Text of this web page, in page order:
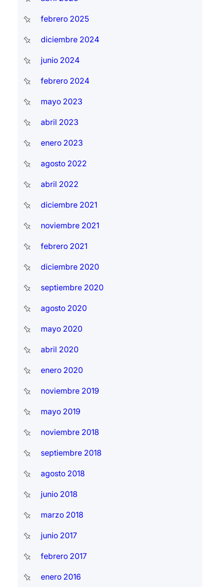
febrero 2025
diciembre 2024
junio 2024
febrero 2024
mayo 2023
abril 2023
enero 2023
agosto 2022
abril 2022
diciembre 2021
noviembre 2021
febrero 2021
diciembre 2020
septiembre 2020
agosto 2020
mayo 2020
abril 2020
enero 2020
noviembre 2019
mayo 2019
noviembre 2018
septiembre 2018
agosto 2018
junio 2018
marzo 2018
junio 2017
febrero 2017
enero 2016